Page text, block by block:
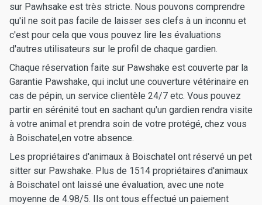
sur Pawhsake est très stricte. Nous pouvons comprendre
qu'il ne soit pas facile de laisser ses clefs à un inconnu et
c'est pour cela que vous pouvez lire les évaluations
d'autres utilisateurs sur le profil de chaque gardien.
Chaque réservation faite sur Pawshake est couverte par la
Garantie Pawshake, qui inclut une couverture vétérinaire en
cas de pépin, un service clientèle 24/7 etc. Vous pouvez
partir en sérénité tout en sachant qu'un gardien rendra visite
à votre animal et prendra soin de votre protégé, chez vous
à Boischatel,en votre absence.
Les propriétaires d'animaux à Boischatel ont réservé un pet
sitter sur Pawshake. Plus de 1514 propriétaires d'animaux
à Boischatel ont laissé une évaluation, avec une note
moyenne de 4.98/5. Ils ont tous effectué un paiement